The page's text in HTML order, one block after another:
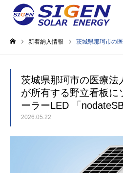
新着納入情報 茨城県那珂市の医療法人社団どんぐり会様が
茨城県那珂市の医療法
が所有する野立看板に
ーラーLED 「
2026.05.22